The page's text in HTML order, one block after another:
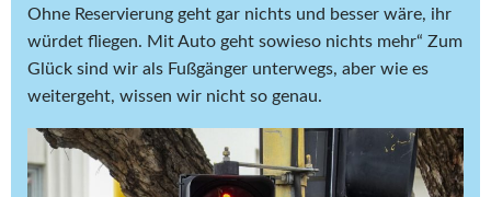
Ohne Reservierung geht gar nichts und besser wäre, ihr
würdet fliegen. Mit Auto geht sowieso nichts mehr“ Zum
Glück sind wir als Fußgänger unterwegs, aber wie es
weitergeht, wissen wir nicht so genau.